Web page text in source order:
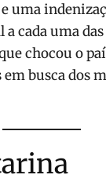
uma
cada uma
chocou o
busca dos